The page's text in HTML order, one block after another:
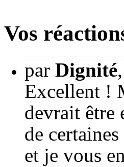
Vos
par Dignité,
Excellent !
devrait être
de
et je vous